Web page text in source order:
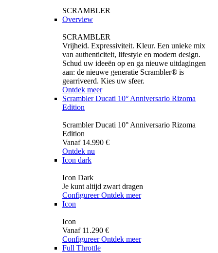
SCRAMBLER
Overview
SCRAMBLER
Vrijheid. Expressiviteit. Kleur. Een unieke mix
van authenticiteit, lifestyle en modern design.
Schud uw ideeën op en ga nieuwe uitdagingen
aan: de nieuwe generatie Scrambler® is
gearriveerd. Kies uw sfeer.
Ontdek meer
Scrambler Ducati 10° Anniversario Rizoma
Edition
Scrambler Ducati 10° Anniversario Rizoma
Edition
Vanaf 14.990 €
Ontdek nu
Icon dark
Icon Dark
Je kunt altijd zwart dragen
Configureer Ontdek meer
Icon
Icon
Vanaf 11.290 €
Configureer Ontdek meer
Full Throttle